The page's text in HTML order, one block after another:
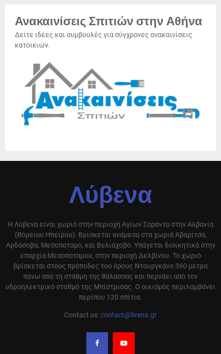
Ανακαινίσεις Σπιτιών στην Αθήνα
Δείτε ιδέες και συμβουλές για σύγχρονες ανακαινίσεις
κατοικιών.
Λύβενα
Η Λύβενα είναι χωριό στην περιοχή Αγίων Σαράντα στην Αλβανία
(Βόρειου Ηπείρου). Βρίσκεται ανάμεσα στα χωριά Αβαρίτσα,
Αρδάσοβα, Μεσοποταμο, και Βελιάχοβο. Υπάγεται διοικητικά στην
επαρχία Μεσοποταμου, στην περιοχή Δελβίνου. Το χωριό
βρίσκεται στους πρόποδες του όρους Ντουργκάνο 360 μέτρα
πάνω από τη στάθμη της θάλασσας και περνάει από τον
υδροηλεκτρικό σταθμό της Μπίστρισας. Ο οικισμός περιλαμβάνει
περίπου 120 σπίτια.
Contact us:contact@livena.gr